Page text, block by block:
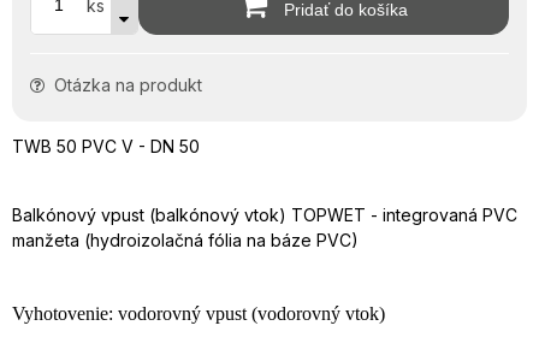
ks Pridať do košíka
Otázka na produkt
TWB 50 PVC V - DN 50
Balkónový vpust (balkónový vtok) TOPWET - integrovaná PVC
manžeta (hydroizolačná fólia na báze PVC)
Vyhotovenie: vodorovný vpust (vodorovný vtok)